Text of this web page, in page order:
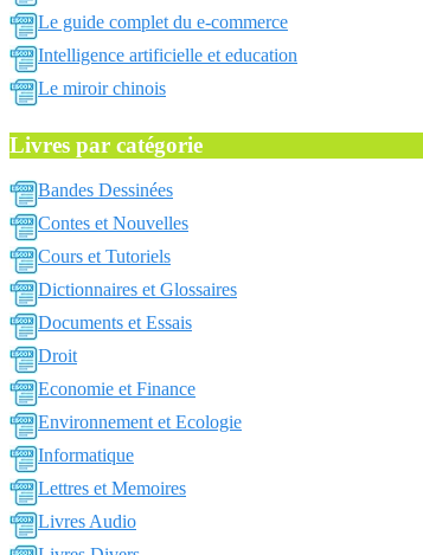
Le guide complet du e-commerce
Intelligence artificielle et education
Le miroir chinois
Livres par catégorie
Bandes Dessinées
Contes et Nouvelles
Cours et Tutoriels
Dictionnaires et Glossaires
Documents et Essais
Droit
Economie et Finance
Environnement et Ecologie
Informatique
Lettres et Memoires
Livres Audio